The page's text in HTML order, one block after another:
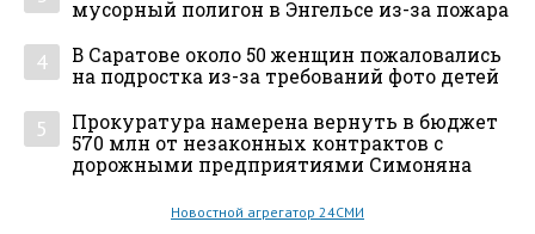
мусорный полигон в Энгельсе из-за пожара
4
В Саратове около 50 женщин пожаловались
на подростка из-за требований фото детей
5
Прокуратура намерена вернуть в бюджет
570 млн от незаконных контрактов с
дорожными предприятиями Симоняна
Новостной агрегатор 24СМИ